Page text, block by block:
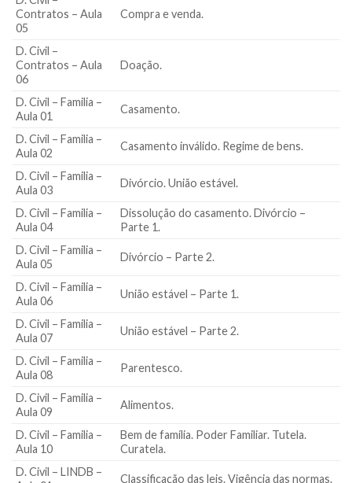
Contratos – Aula
05
Compra e venda.
D. Civil –
Contratos – Aula
06
Doação.
D. Civil – Familia –
Aula 01
Casamento.
D. Civil – Familia –
Aula 02
Casamento inválido. Regime de bens.
D. Civil – Familia –
Aula 03
Divórcio. União estável.
D. Civil – Familia –
Aula 04
Dissolução do casamento. Divórcio –
Parte 1.
D. Civil – Familia –
Aula 05
Divórcio – Parte 2.
D. Civil – Familia –
Aula 06
União estável – Parte 1.
D. Civil – Familia –
Aula 07
União estável – Parte 2.
D. Civil – Familia –
Aula 08
Parentesco.
D. Civil – Familia –
Aula 09
Alimentos.
D. Civil – Familia –
Aula 10
Bem de família. Poder Familiar. Tutela.
Curatela.
D. Civil – LINDB –
Classificação das leis. Vigência das normas.